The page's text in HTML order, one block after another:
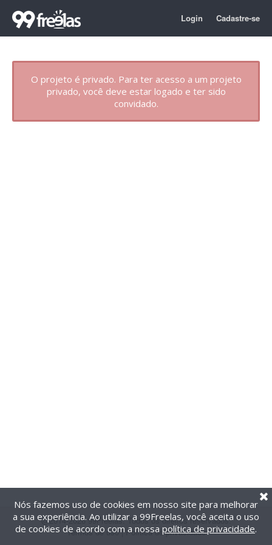
Login Cadastre-se
O projeto é privado. Para ter acesso a um projeto
privado, você deve estar logado e ter sido
convidado.
@2014-2026 99Freelas. Todos os direitos reservados.
Termos de uso| Política de privacidade
Nós fazemos uso de cookies em nosso site para melhorar
a sua experiência. Ao utilizar a 99Freelas, você aceita o uso
de cookies de acordo com a nossa política de privacidade.